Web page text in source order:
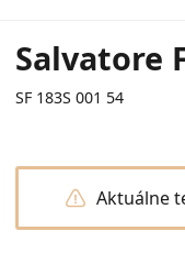
Salvatore
SF 183S 001 54
Aktuálne